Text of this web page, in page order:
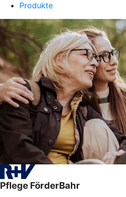
Produkte
Pflege FörderBahr